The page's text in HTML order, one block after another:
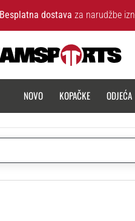
Besplatna dostava za narudžbe
NOVO KOPAČKE ODJEĆA